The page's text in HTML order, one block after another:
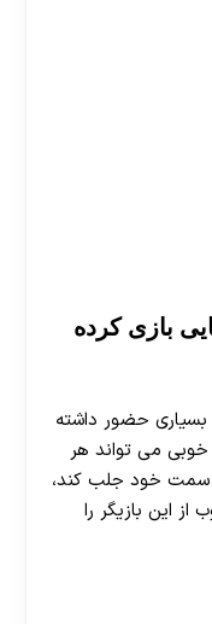
بازی کرده
بسیاری حضور داشته
خوبی می تواند هر
سمت خود جلب کند،
این بازیگر را